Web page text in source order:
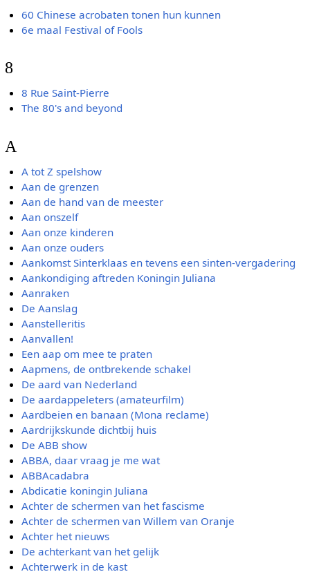
60 Chinese acrobaten tonen hun kunnen
6e maal Festival of Fools
8
8 Rue Saint-Pierre
The 80's and beyond
A
A tot Z spelshow
Aan de grenzen
Aan de hand van de meester
Aan onszelf
Aan onze kinderen
Aan onze ouders
Aankomst Sinterklaas en tevens een sinten-vergadering
Aankondiging aftreden Koningin Juliana
Aanraken
De Aanslag
Aanstelleritis
Aanvallen!
Een aap om mee te praten
Aapmens, de ontbrekende schakel
De aard van Nederland
De aardappeleters (amateurfilm)
Aardbeien en banaan (Mona reclame)
Aardrijkskunde dichtbij huis
De ABB show
ABBA, daar vraag je me wat
ABBAcadabra
Abdicatie koningin Juliana
Achter de schermen van het fascisme
Achter de schermen van Willem van Oranje
Achter het nieuws
De achterkant van het gelijk
Achterwerk in de kast